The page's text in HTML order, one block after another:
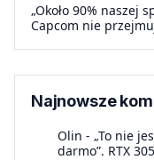
„Około 90% naszej
Capcom nie
Najnowsze
Olin - „To nie
darmo”. RTX